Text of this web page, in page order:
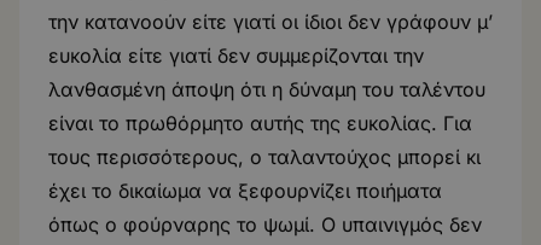
την κατανοούν είτε γιατί οι ίδιοι δεν γράφουν μ’
ευκολία είτε γιατί δεν συμμερίζονται την
λανθασμένη άποψη ότι η δύναμη του ταλέντου
είναι το πρωθόρμητο αυτής της ευκολίας. Για
τους περισσότερους, ο ταλαντούχος μπορεί κι
έχει το δικαίωμα να ξεφουρνίζει ποιήματα
όπως ο φούρναρης το ψωμί. Ο υπαινιγμός δεν